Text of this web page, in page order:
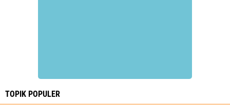
TOPIK POPULER